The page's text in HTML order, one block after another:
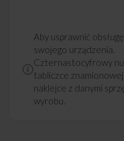
Aby usprawnić
swojego urządzenia.
Czternastocyfrowy
tabliczce
naklejce z danymi
wyrobu.